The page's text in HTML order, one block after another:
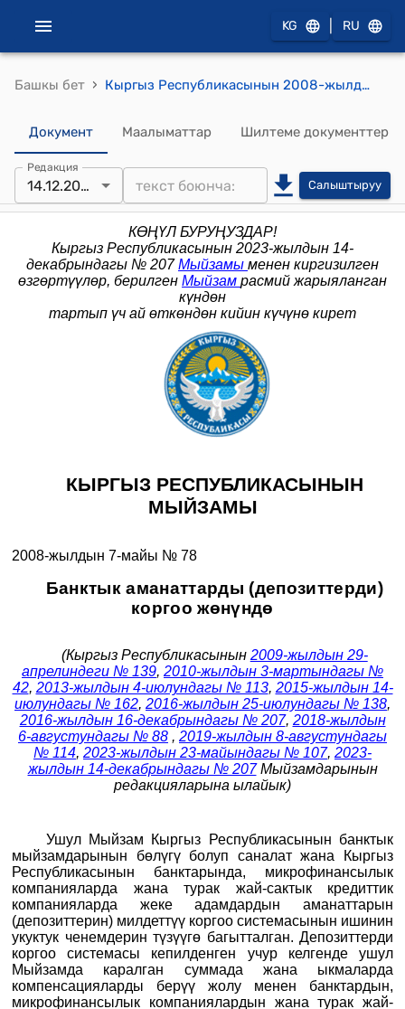
KG RU
Башкы бет › Кыргыз Республикасынын 2008-жылдын 7-майындагы № 78 "Банктык аманаттарды (депозиттерди) коргоо жөнүндө" Мыйзамы
Документ Маалыматтар Шилтеме документтер
Редакция
14.12.2023 Салыштыруу